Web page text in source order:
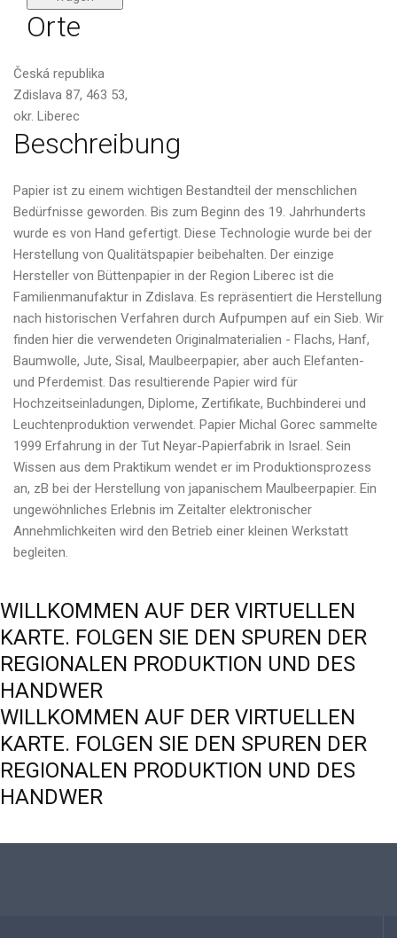
Orte
Česká republika
Zdislava 87, 463 53,
okr. Liberec
Beschreibung
Papier ist zu einem wichtigen Bestandteil der menschlichen
Bedürfnisse geworden. Bis zum Beginn des 19. Jahrhunderts
wurde es von Hand gefertigt. Diese Technologie wurde bei der
Herstellung von Qualitätspapier beibehalten. Der einzige
Hersteller von Büttenpapier in der Region Liberec ist die
Familienmanufaktur in Zdislava. Es repräsentiert die Herstellung
nach historischen Verfahren durch Aufpumpen auf ein Sieb. Wir
finden hier die verwendeten Originalmaterialien - Flachs, Hanf,
Baumwolle, Jute, Sisal, Maulbeerpapier, aber auch Elefanten-
und Pferdemist. Das resultierende Papier wird für
Hochzeitseinladungen, Diplome, Zertifikate, Buchbinderei und
Leuchtenproduktion verwendet. Papier Michal Gorec sammelte
1999 Erfahrung in der Tut Neyar-Papierfabrik in Israel. Sein
Wissen aus dem Praktikum wendet er im Produktionsprozess
an, zB bei der Herstellung von japanischem Maulbeerpapier. Ein
ungewöhnliches Erlebnis im Zeitalter elektronischer
Annehmlichkeiten wird den Betrieb einer kleinen Werkstatt
begleiten.
WILLKOMMEN AUF DER VIRTUELLEN
KARTE. FOLGEN SIE DEN SPUREN DER
REGIONALEN PRODUKTION UND DES
HANDWER
WILLKOMMEN AUF DER VIRTUELLEN
KARTE. FOLGEN SIE DEN SPUREN DER
REGIONALEN PRODUKTION UND DES
HANDWER